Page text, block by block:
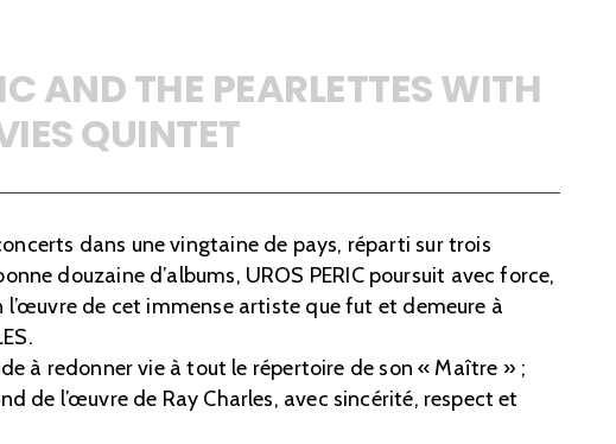
AND THE PEARLETTES WITH
QUINTET
dans une vingtaine de pays, réparti sur trois
douzaine d’albums, UROS PERIC poursuit avec force,
de cet immense artiste que fut et demeure à
à redonner vie à tout le répertoire de son « Maître » ;
de l’œuvre de Ray Charles, avec sincérité, respect et